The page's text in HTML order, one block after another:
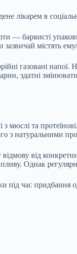
лікарем в
— барвисті
містять
газовані
здатні
мюслі та
з натуральними
від
Однак
час придбання